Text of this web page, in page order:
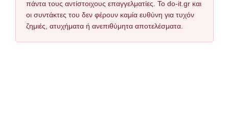
πάντα τους αντίστοιχους επαγγελματίες. Το do-it.gr και
οι συντάκτες του δεν φέρουν καμία ευθύνη για τυχόν
ζημιές, ατυχήματα ή ανεπιθύμητα αποτελέσματα.